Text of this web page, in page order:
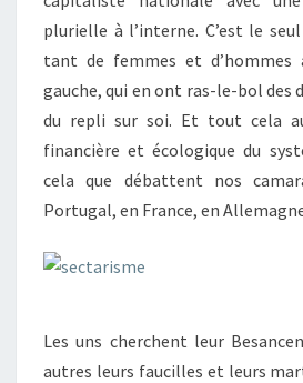
plurielle à l’interne. C’est le
tant de femmes et d’hommes
gauche, qui en ont ras-le-bol des
du repli sur soi. Et tout cela
financière et écologique du
cela que débattent nos
Portugal, en France, en
Les uns cherchent leur
autres leurs faucilles et leurs